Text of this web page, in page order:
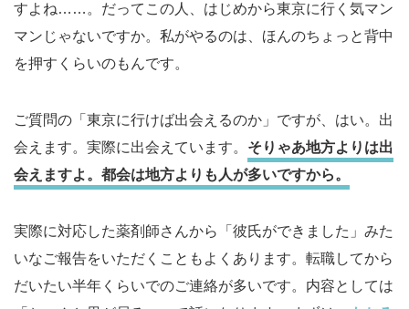
すよね……。だってこの人、はじめから東京に行く気マン
マンじゃないですか。私がやるのは、ほんのちょっと背中
を押すくらいのもんです。
ご質問の「東京に行けば出会えるのか」ですが、はい。出
会えます。実際に出会えています。 そりゃあ地方よりは出
会えますよ。都会は地方よりも人が多いですから。
実際に対応した薬剤師さんから「彼氏ができました」みた
いなご報告をいただくこともよくあります。転職してから
だいたい半年くらいでのご連絡が多いです。内容としては